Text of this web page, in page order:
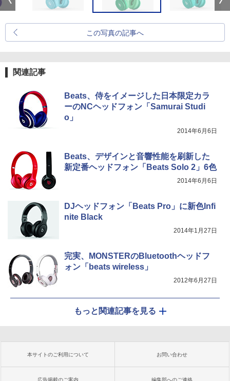
この写真の記事へ
関連記事
Beats、侍をイメージした日本限定カラ
ーのNCヘッドフォン「Samurai Studi
o」
2014年6月6日
Beats、デザインと音響性能を刷新した
新定番ヘッドフォン「Beats Solo 2」6色
2014年6月6日
DJヘッドフォン「Beats Pro」に新色Infi
nite Black
2014年1月27日
完実、MONSTERのBluetoothヘッドフ
ォン「beats wireless」
2012年6月27日
もっと関連記事を見る
本サイトのご利用について お問い合わせ
広告掲載のご案内 編集部へのご連絡